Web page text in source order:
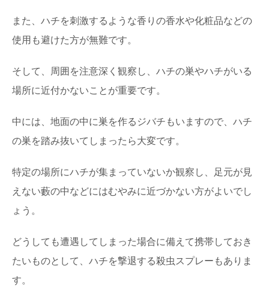
また、ハチを刺激するような香りの香水や化粧品などの
使用も避けた方が無難です。
そして、周囲を注意深く観察し、ハチの巣やハチがいる
場所に近付かないことが重要です。
中には、地面の中に巣を作るジバチもいますので、ハチ
の巣を踏み抜いてしまったら大変です。
特定の場所にハチが集まっていないか観察し、足元が見
えない藪の中などにはむやみに近づかない方がよいでし
ょう。
どうしても遭遇してしまった場合に備えて携帯しておき
たいものとして、ハチを撃退する殺虫スプレーもありま
す。